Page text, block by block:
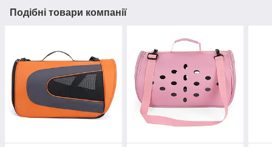
Подібні товари компанії